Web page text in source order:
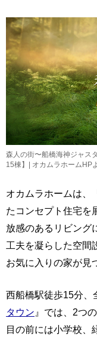
森人の街〜船橋海神ジャス
15棟】| オカムラホームHP
オカムラホームは、
たコンセプト住宅を
放感のあるリビング
工夫を凝らした空間
お気に入りの家が見
西船橋駅徒歩15分、
タウン 』では、2つ
目の前には小学校、